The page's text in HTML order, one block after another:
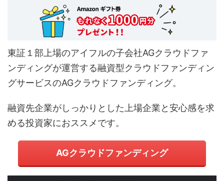
東証１部上場のアイフルの子会社AGクラウドファ
ンディングが運営する融資型クラウドファンディン
グサービスのAGクラウドファンディング。
融資先企業がしっかりとした上場企業と安心感を求
める投資家におススメです。
AGクラウドファンディング